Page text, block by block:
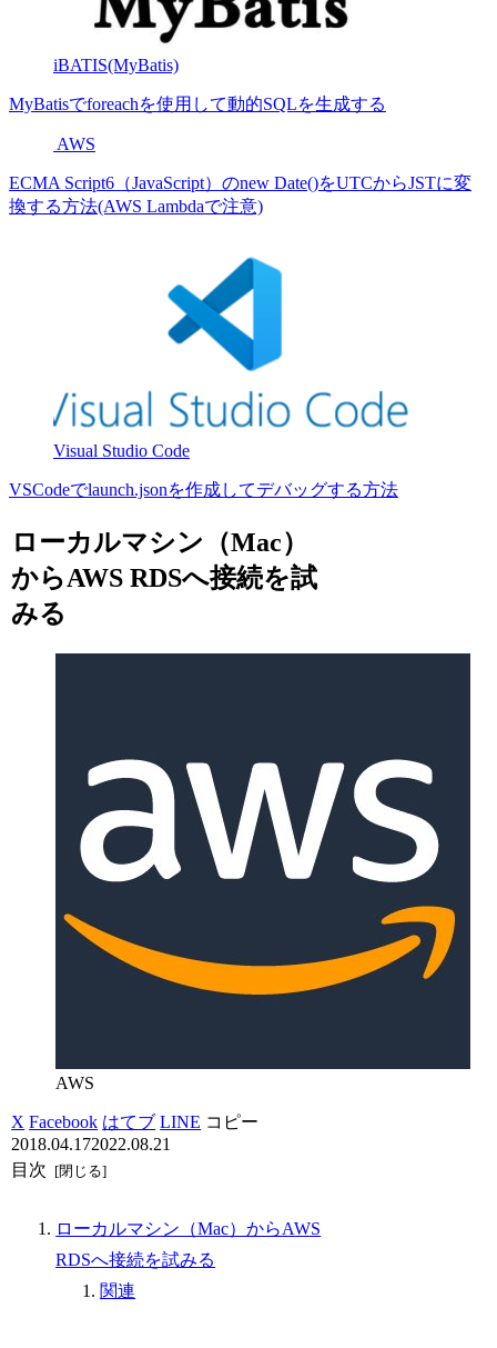
iBATIS(MyBatis)
MyBatisでforeachを使用して動的SQLを生成する
AWS
ECMA Script6（JavaScript）のnew Date()をUTCからJSTに変
換する方法(AWS Lambdaで注意)
Visual Studio Code
VSCodeでlaunch.jsonを作成してデバッグする方法
ローカルマシン（Mac）
からAWS RDSへ接続を試
みる
AWS
X Facebook はてブ LINE コピー
2018.04.172022.08.21
目次
ローカルマシン（Mac）からAWS
RDSへ接続を試みる
関連